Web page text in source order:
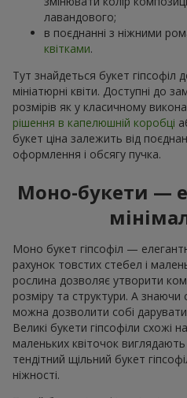
лавандового;
в поєднанні з ніжними
квітками.
Тут знайдеться букет гіпсофіл
мініатюрні квіти. Доступні до
розмірів як у класичному
рішення в капелюшній коробці
букет ціна залежить від
оформлення і обсягу пучка.
Моно-букети —
Моно букет гіпсофіл —
рахунок товстих стебел і
рослина дозволяє утворити
розміру та структури. А знаючи
можна дозволити собі
Великі букети гіпсофіли схожі
маленьких квіточок
тендітний щільний букет
ніжності.